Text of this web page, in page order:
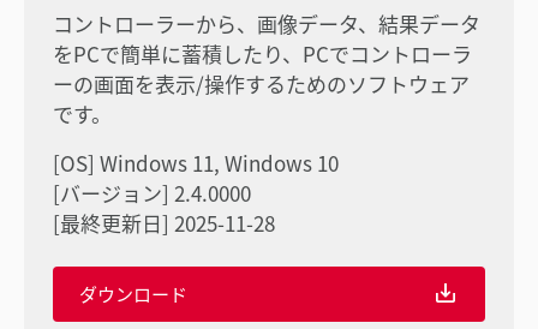
コントローラーから、画像データ、結果データ
をPCで簡単に蓄積したり、PCでコントローラ
ーの画面を表示/操作するためのソフトウェア
です。
[OS] Windows 11, Windows 10
[バージョン] 2.4.0000
[最終更新日] 2025-11-28
ダウンロード